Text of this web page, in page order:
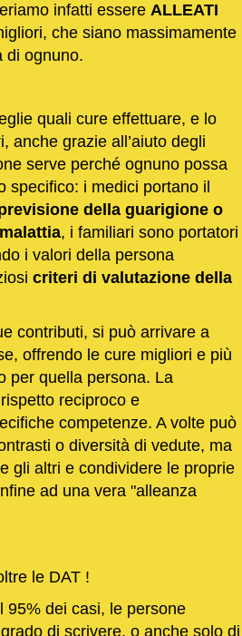
infatti essere ALLEATI
che siano massimamente
di ognuno.
quali cure effettuare, e lo
anche grazie all’aiuto degli
serve perché ognuno possa
specifico: i medici portano il
della guarigione o
, i familiari sono portatori
i valori della persona
criteri di valutazione della
contributi, si può arrivare a
offrendo le cure migliori e più
per quella persona. La
reciproco e
competenze. A volte può
o diversità di vedute, ma
gli altri e condividere le proprie
ad una vera "alleanza
le DAT !
95% dei casi, le persone
di scrivere, o anche solo di